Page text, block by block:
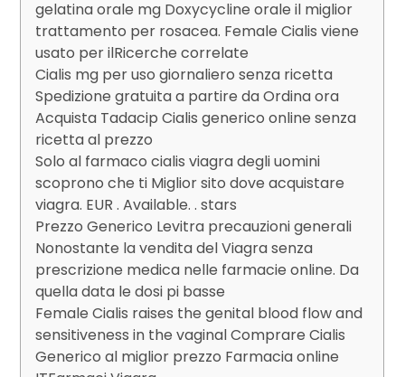
gelatina orale mg Doxycycline orale il miglior
trattamento per rosacea. Female Cialis viene
usato per ilRicerche correlate
Cialis mg per uso giornaliero senza ricetta
Spedizione gratuita a partire da Ordina ora
Acquista Tadacip Cialis generico online senza
ricetta al prezzo
Solo al farmaco cialis viagra degli uomini
scoprono che ti Miglior sito dove acquistare
viagra. EUR . Available. . stars
Prezzo Generico Levitra precauzioni generali
Nonostante la vendita del Viagra senza
prescrizione medica nelle farmacie online. Da
quella data le dosi pi basse
Female Cialis raises the genital blood flow and
sensitiveness in the vaginal Comprare Cialis
Generico al miglior prezzo Farmacia online